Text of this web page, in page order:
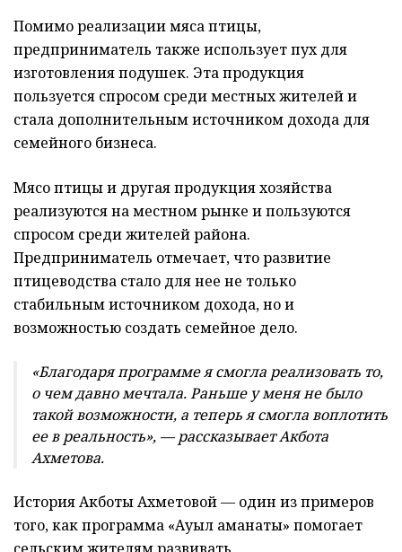
Помимо реализации мяса птицы,
предприниматель также использует пух для
изготовления подушек. Эта продукция
пользуется спросом среди местных жителей и
стала дополнительным источником дохода для
семейного бизнеса.
Мясо птицы и другая продукция хозяйства
реализуются на местном рынке и пользуются
спросом среди жителей района.
Предприниматель отмечает, что развитие
птицеводства стало для нее не только
стабильным источником дохода, но и
возможностью создать семейное дело.
«Благодаря программе я смогла реализовать то,
о чем давно мечтала. Раньше у меня не было
такой возможности, а теперь я смогла воплотить
ее в реальность», — рассказывает Акбота
Ахметова.
История Акботы Ахметовой — один из примеров
того, как программа «Ауыл аманаты» помогает